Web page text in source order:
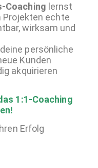
Coaching lernst
Projekten echte
wirksam und
persönliche
Kunden
akquirieren
1:1-Coaching
Erfolg